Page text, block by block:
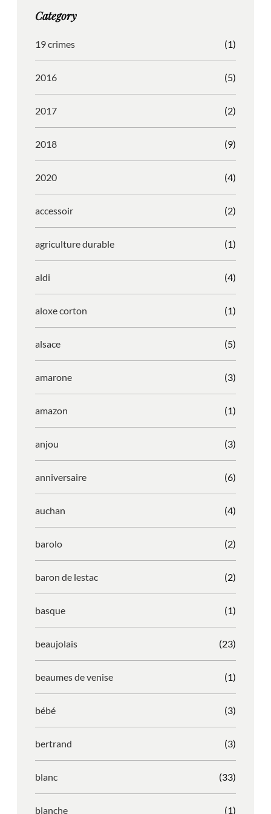
r
m
o
Category
19 crimes (1)
2016 (5)
2017 (2)
2018 (9)
2020 (4)
accessoir (2)
agriculture durable (1)
aldi (4)
aloxe corton (1)
alsace (5)
amarone (3)
amazon (1)
anjou (3)
anniversaire (6)
auchan (4)
barolo (2)
baron de lestac (2)
basque (1)
beaujolais (23)
beaumes de venise (1)
bébé (3)
bertrand (3)
blanc (33)
blanche (1)